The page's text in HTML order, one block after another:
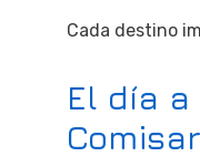
Cada destino
El día